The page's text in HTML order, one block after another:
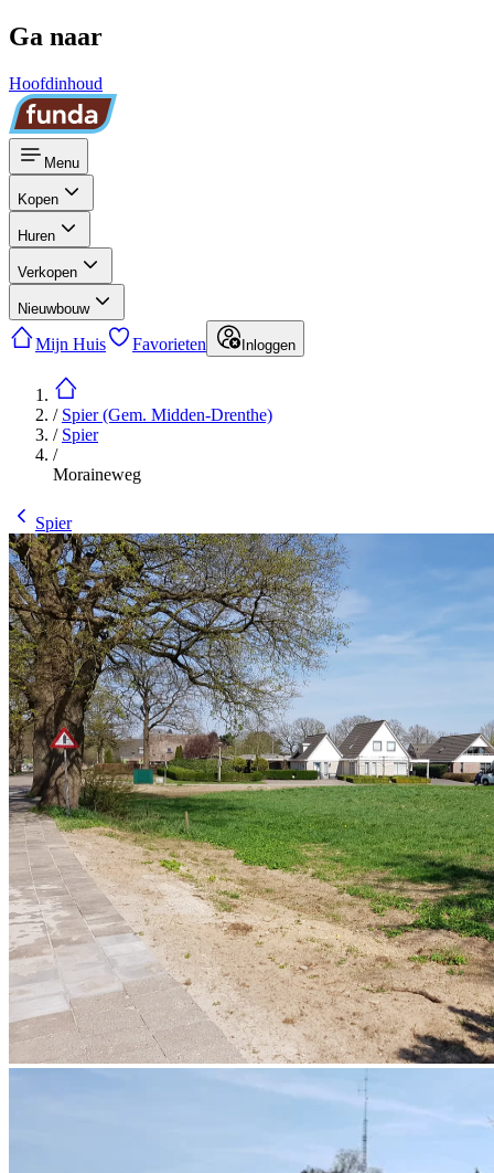
Ga naar
Hoofdinhoud
Menu
Kopen
Huren
Verkopen
Nieuwbouw
Mijn Huis Favorieten Inloggen
/ Spier (Gem. Midden-Drenthe)
/ Spier
/
Moraineweg
Spier